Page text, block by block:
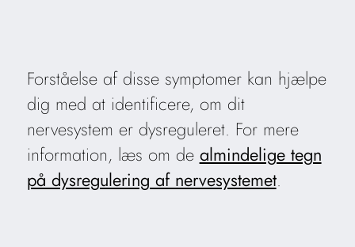
Forståelse af disse symptomer kan hjælpe
dig med at identificere, om dit
nervesystem er dysreguleret. For mere
information, læs om de almindelige tegn
på dysregulering af nervesystemet.